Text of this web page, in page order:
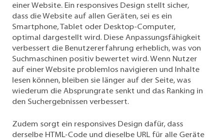
einer Website. Ein responsives Design stellt sicher,
dass die Website auf allen Geräten, sei es ein
Smartphone, Tablet oder Desktop-Computer,
optimal dargestellt wird. Diese Anpassungsfähigkeit
verbessert die Benutzererfahrung erheblich, was von
Suchmaschinen positiv bewertet wird. Wenn Nutzer
auf einer Website problemlos navigieren und Inhalte
lesen können, bleiben sie länger auf der Seite, was
wiederum die Absprungrate senkt und das Ranking in
den Suchergebnissen verbessert.
Zudem sorgt ein responsives Design dafür, dass
derselbe HTML-Code und dieselbe URL für alle Geräte